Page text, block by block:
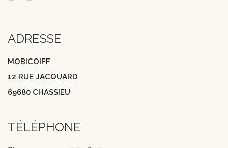
ADRESSE
MOBICOIFF
12 RUE JACQUARD
69680 CHASSIEU
TÉLÉPHONE